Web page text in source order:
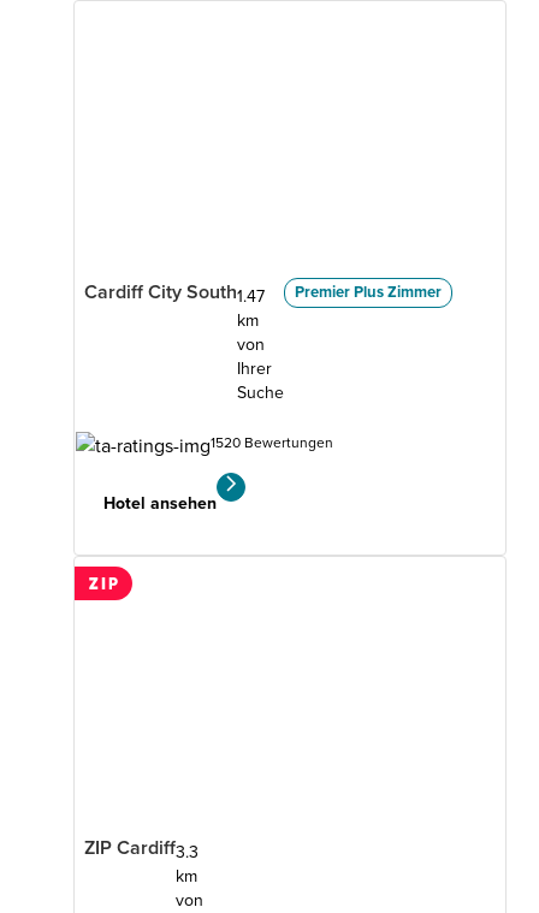
Cardiff City South1.47
km
von
Ihrer
Suche
Premier Plus Zimmer
1520 Bewertungen
Hotel ansehen
ZIP Cardiff3.3
km
von